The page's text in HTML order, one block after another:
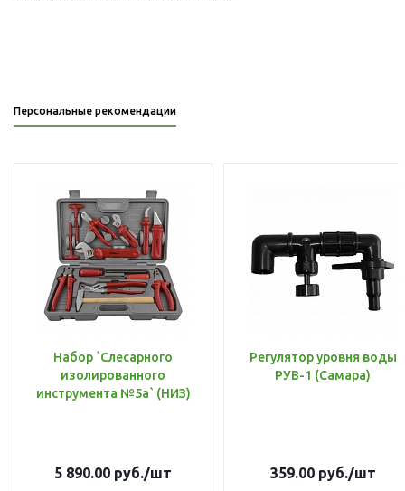
Персональные рекомендации
Набор `Слесарного
изолированного
инструмента №5а` (НИЗ)
5 890.00 руб./шт
Регулятор уровня воды
РУВ-1 (Самара)
359.00руб./шт